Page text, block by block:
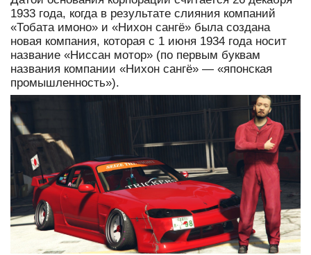
1933 года, когда в результате слияния компаний
«Тобата имоно» и «Нихон сангё» была создана
новая компания, которая с 1 июня 1934 года носит
название «Ниссан мотор» (по первым буквам
названия компании «Нихон сангё» — «японская
промышленность»).